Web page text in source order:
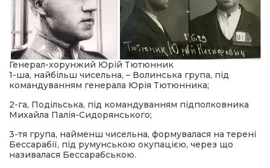
Генерал-хорунжий Юрій Тютюнник
1-ша, найбільш чисельна, – Волинська група, під
командуванням генерала Юрія Тютюнника;
2-га, Подільська, під командуванням підполковника
Михайла Палія-Сидорянського;
3-тя група, найменш чисельна, формувалася на терені
Бессарабії, під румунською окупацією, через що
називалася Бессарабською.